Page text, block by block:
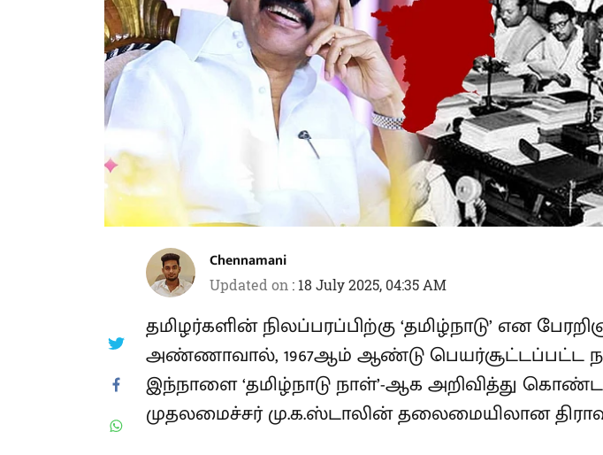
Chennamani
Updated on : 18 July 2025, 04:35 AM
தமிழர்களின் நிலப்பரப்பிற்கு ‘தமிழ்நாடு’ என
அண்ணாவால், 1967ஆம் ஆண்டு பெயர்சூட்டப்பட்ட
இந்நாளை ‘தமிழ்நாடு நாள்’-ஆக அறிவித்து
முதலமைச்சர் மு.க.ஸ்டாலின் தலைமையிலான